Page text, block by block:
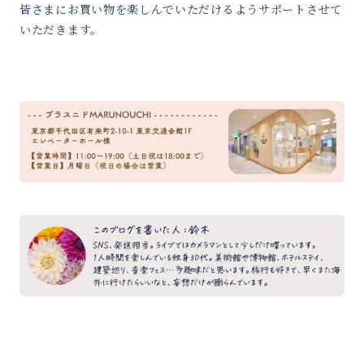
皆さまにお買い物を楽しんでいただけるようサポートさせて
いただきます。